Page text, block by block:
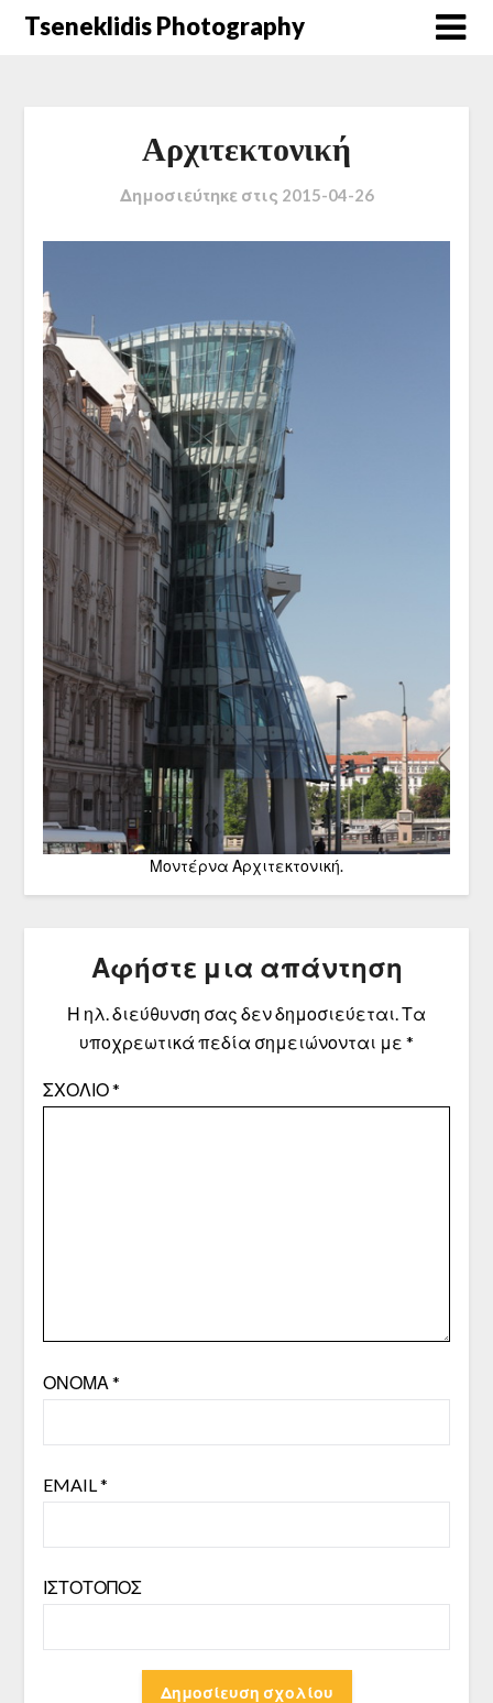
Μετάβαση
Tseneklidis Photography
Αρχιτεκτονική
Δημοσιεύτηκε στις 2015-04-26
Μοντέρνα Αρχιτεκτονική.
Αφήστε μια απάντηση
Η ηλ. διεύθυνση σας δεν δημοσιεύεται. Τα
υποχρεωτικά πεδία σημειώνονται με *
ΣΧΌΛΙΟ*
ΌΝΟΜΑ *
EMAIL *
ΙΣΤΌΤΟΠΟΣ